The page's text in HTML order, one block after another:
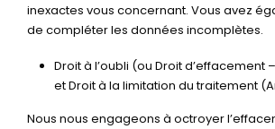
inexactes vous concernant. Vous avez
de compléter les données incomplètes.
Droit à l’oubli (ou Droit d’effacement –
et Droit à la limitation du traitement
Nous nous engageons à octroyer